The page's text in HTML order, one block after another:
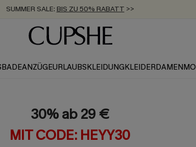
SUMMER SALE: BIS ZU 50% RABATT >>
NEWSLETTER:BIS ZU -20% EXTRA ERHALTEN
KOSTENLOSER VERSAND AB 89 €
BADEANZÜGEURLAUBSKLEIDUNGKLEIDER
30% ab 29 €
MIT CODE: HEYY30